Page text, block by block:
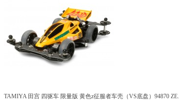
TAMIYA 田宫 四驱车 限量版 黄色z征服者车壳（VS底盘）94870 ZE...